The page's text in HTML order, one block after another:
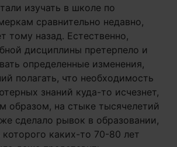
изучать в школе по
сравнительно недавно,
тому назад. Естественно,
дисциплины претерпело и
определенные изменения,
полагать, что необходимость
знаний куда-то исчезнет,
образом, на стыке тысячелетий
сделало рывок в образовании,
каких-то 70-80 лет